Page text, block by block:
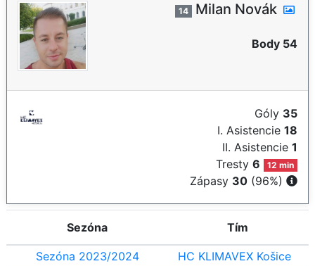
14 Milan Novák
Body 54
Góly 35
I. Asistencie 18
II. Asistencie 1
Tresty6 12 min
Zápasy 30 (96%)
Sezóna Tím
Sezóna 2023/2024
HC KLIMAVEX Košice